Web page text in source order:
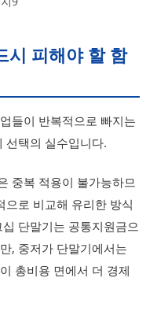
시 피해야 할 함
들이 반복적으로 빠지는
선택의 실수입니다.
중복 적용이 불가능하므
으로 비교해 유리한 방식
단말기는 공통지원금으
, 중저가 단말기에서는
총비용 면에서 더 경제